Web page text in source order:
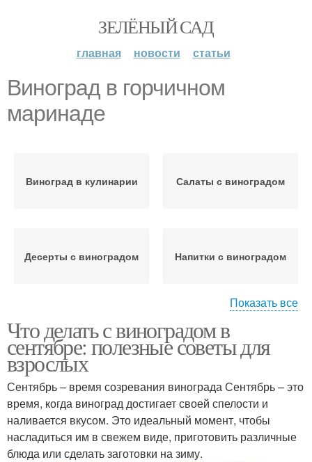
ЗЕЛЁНЫЙ САД
главная новости статьи
Виноград в горчичном
маринаде
Виноград в кулинарии Салаты с виноградом
Десерты с виноградом Напитки с виноградом
Варение из винограда Сушеный виноград
Рецепты с виноградом Джемы из винограда
Показать все
Что делать с виноградом в
сентябре: полезные советы для
взрослых
Сентябрь – время созревания винограда Сентябрь – это
время, когда виноград достигает своей спелости и
наливается вкусом. Это идеальный момент, чтобы
насладиться им в свежем виде, приготовить различные
блюда или сделать заготовки на зиму.